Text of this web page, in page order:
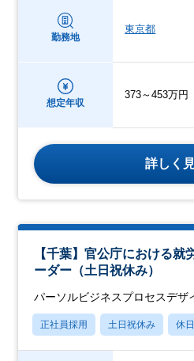
勤務地
東京都
想定年収
373～453万円
詳しく
【千葉】官公庁における就
ーダー（土日祝休み）
パーソルビジネスプロセスデザ
正社員採用 土日祝休み 休